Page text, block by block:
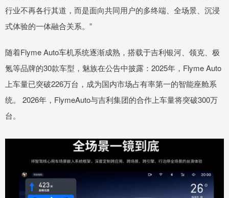
行业不再各行其道，而是面向共同用户的多终端、全场景、沉浸
式体验的一体融合关系。”
随着Flyme Auto车机系统逐渐成熟，搭载于吉利银河、领克、极
氪等品牌的30款车型，魅族在公告中披露：2025年，Flyme Auto
上车量已突破226万台，成为国内市场占有率第一的智能座舱系
统。 2026年，FlymeAuto与吉利集团的合作上车量将突破300万
台。